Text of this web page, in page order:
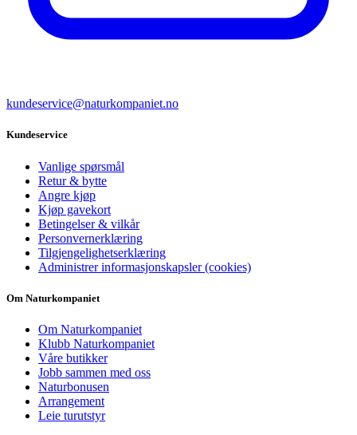
kundeservice@naturkompaniet.no
Kundeservice
Vanlige spørsmål
Retur & bytte
Angre kjøp
Kjøp gavekort
Betingelser & vilkår
Personvernerklæring
Tilgjengelighetserklæring
Administrer informasjonskapsler (cookies)
Om Naturkompaniet
Om Naturkompaniet
Klubb Naturkompaniet
Våre butikker
Jobb sammen med oss
Naturbonusen
Arrangement
Leie turutstyr